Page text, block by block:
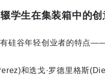
学生在集装箱中的创
硅谷年轻创业者的特点
和迭戈·罗德里格斯